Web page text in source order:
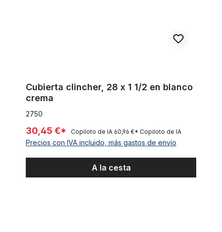
Cubierta clincher, 28 x 1 1/2 en blanco
crema
2750
30,45 €* Copiloto de IA 60,96 €* Copiloto de IA
Precios con IVA incluido, más gastos de envío
A la cesta